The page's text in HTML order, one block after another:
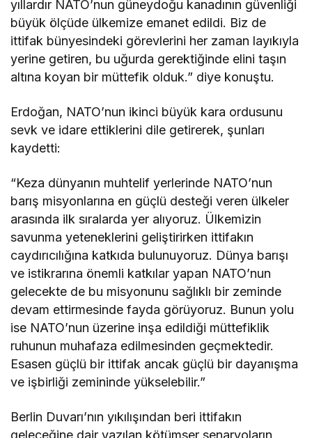
yıllardır NATO’nun güneydoğu kanadının güvenliği
büyük ölçüde ülkemize emanet edildi. Biz de
ittifak bünyesindeki görevlerini her zaman layıkıyla
yerine getiren, bu uğurda gerektiğinde elini taşın
altına koyan bir müttefik olduk.” diye konuştu.
Erdoğan, NATO’nun ikinci büyük kara ordusunu
sevk ve idare ettiklerini dile getirerek, şunları
kaydetti:
“Keza dünyanın muhtelif yerlerinde NATO’nun
barış misyonlarına en güçlü desteği veren ülkeler
arasında ilk sıralarda yer alıyoruz. Ülkemizin
savunma yeteneklerini geliştirirken ittifakın
caydırıcılığına katkıda bulunuyoruz. Dünya barışı
ve istikrarına önemli katkılar yapan NATO’nun
gelecekte de bu misyonunu sağlıklı bir zeminde
devam ettirmesinde fayda görüyoruz. Bunun yolu
ise NATO’nun üzerine inşa edildiği müttefiklik
ruhunun muhafaza edilmesinden geçmektedir.
Esasen güçlü bir ittifak ancak güçlü bir dayanışma
ve işbirliği zemininde yükselebilir.”
Berlin Duvarı’nın yıkılışından beri ittifakın
geleceğine dair yazılan kötümser senaryoların